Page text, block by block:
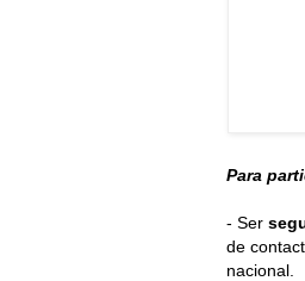
Para
- Ser
de
nacional.